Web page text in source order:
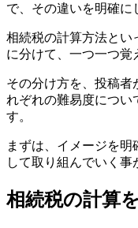
で、その違いを明確に
相続税の計算方法とい
に分けて、一つ一つ覚
その分け方を、投稿者
れぞれの難易度につい
す。
まずは、イメージを
して取り組んでいく事
相続税の計算